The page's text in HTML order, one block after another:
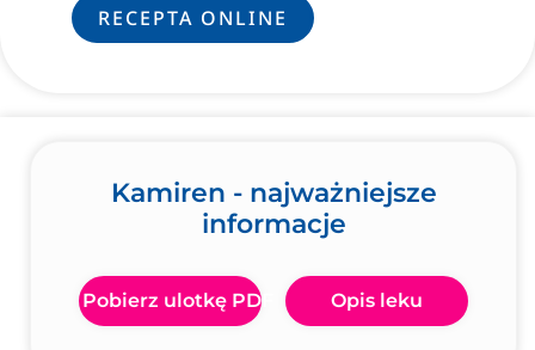
RECEPTA ONLINE
Kamiren - najważniejsze
informacje
Pobierz ulotkę PDF Opis leku